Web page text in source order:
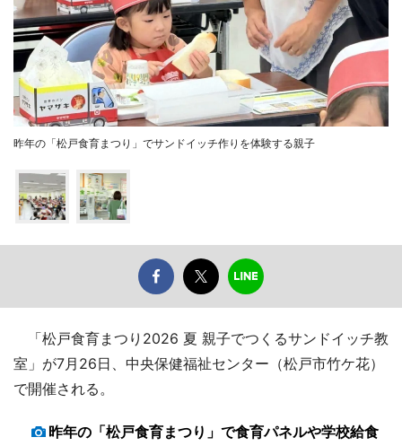
昨年の「松戸食育まつり」でサンドイッチ作りを体験する親子
「松戸食育まつり2026 夏 親子でつくるサンドイッチ教
室」が7月26日、中央保健福祉センター（松戸市竹ケ花）
で開催される。
昨年の「松戸食育まつり」で食育パネルや学校給食